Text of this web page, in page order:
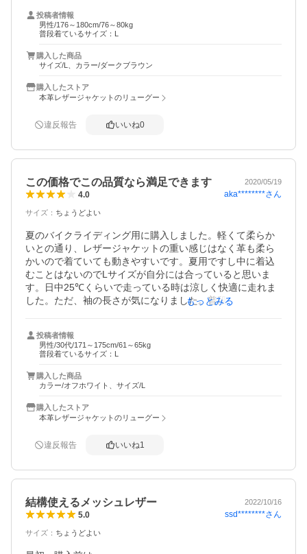
ら、初夏くらいに活躍しそうです。
もし、バイク用に購入するなら、腕を前に出したときにツ
いと思います。
星4つにしたのは、袖丈がＬサイズで６２センチは少し短
い。(なぜＭと同じ長さ？）
もう２センチほど長ければ個人的にはベスト。
投稿者情報
男性/176～180cm/76～80kg
普段着ているサイズ：L
購入した商品
サイズ/L、カラー/ダークブラウン
購入したストア
本革レザージャケットのリューグー
違反報告 いいね0
この価格でこの品質なら満足できます 2020/05/19
4.0 aka********さん
サイズ ： ちょうどよい
夏のバイクライディング用に購入しました。軽くて柔らか
いとの通り、レザージャケットの重い感じはなく革も柔ら
かいので着ていても動きやすいです。夏用ですし中に着込
むことはないのでLサイズが自分には合っていると思いま
す。日中25℃くらいで走っている時は涼しく快適に走れま
した。ただ、袖の長さが気になりました。普段使いなら気
上がってしまう）私の腕の長さ、革がまだ体に馴染んでい
ない、などもあるかと思います。それを踏まえた上でもこ
えるタイミングが来れば、選択肢の1つとしてぜひまた検討
したい品です。
もっとみる
投稿者情報
男性/30代/171～175cm/61～65kg
普段着ているサイズ：L
購入した商品
カラー/オフホワイト、サイズ/L
購入したストア
本革レザージャケットのリューグー
違反報告 いいね1
結構使えるメッシュレザー 2022/10/16
5.0 ssd********さん
サイズ ： ちょうどよい